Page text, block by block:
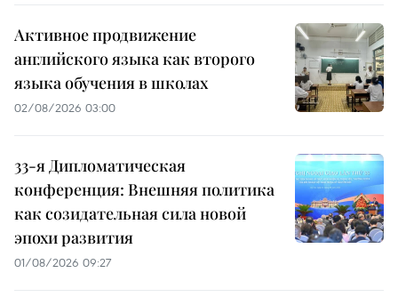
Активное продвижение
английского языка как второго
языка обучения в школах
02/08/2026 03:00
33-я Дипломатическая
конференция: Внешняя политика
как созидательная сила новой
эпохи развития
01/08/2026 09:27